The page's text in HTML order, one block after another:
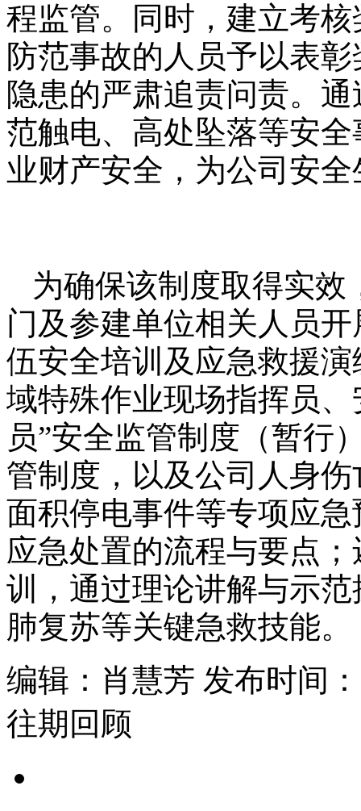
程监管。同时，建立考
防范事故的人员予以表
隐患的严肃追责问责。
范触电、高处坠落等安
业财产安全，为公司安
为确保该制度取得实效
门及参建单位相关人员
伍安全培训及应急救援
域特殊作业现场指挥员
员”安全监管制度（暂行
管制度，以及公司人身
面积停电事件等专项应
应急处置的流程与要点
训，通过理论讲解与示
肺复苏等关键急救技能
编辑：肖慧芳 发布时间
往期回顾